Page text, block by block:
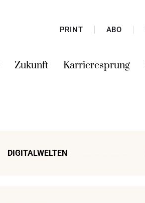
PRINT ABO
Zukunft Karrieresprung
DIGITALWELTEN